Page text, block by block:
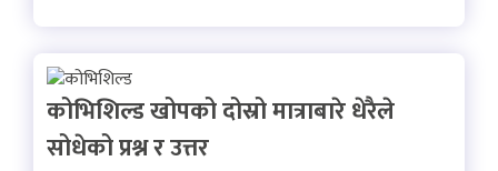
कोभिशिल्ड खोपको दोस्रो मात्राबारे धेरैले
सोधेको प्रश्न र उत्तर